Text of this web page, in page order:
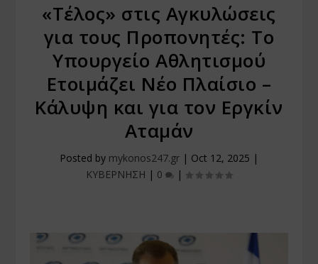
«Τέλος» στις Αγκυλώσεις
για τους Προπονητές: Το
Υπουργείο Αθλητισμού
Ετοιμάζει Νέο Πλαίσιο –
Κάλυψη και για τον Εργκίν
Αταμάν
Posted by mykonos247.gr | Oct 12, 2025 |
ΚΥΒΕΡΝΗΣΗ | 0 |